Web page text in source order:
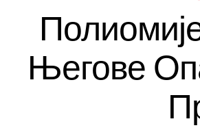
Његове